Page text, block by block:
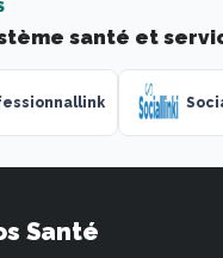
santé et
Santé